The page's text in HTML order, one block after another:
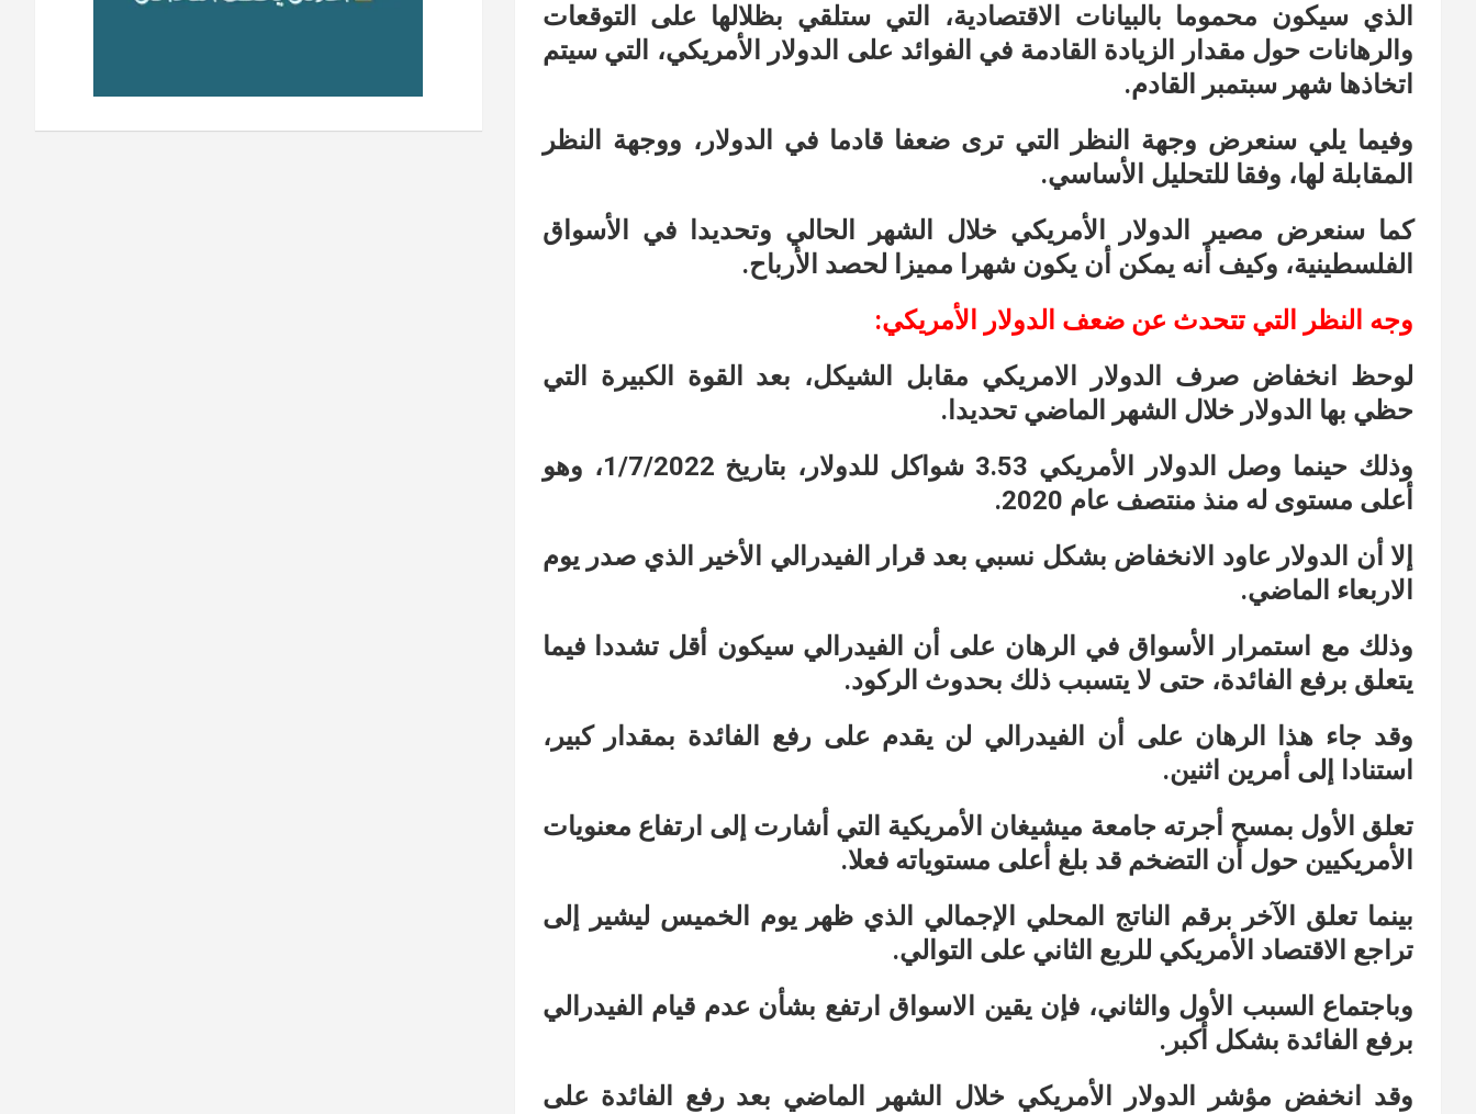
الذي سيكون محموما بالبيانات الاقتصادية، التي ستلقي بظلالها على التوقعات
والرهانات حول مقدار الزيادة القادمة في الفوائد على الدولار الأمريكي، التي سيتم
اتخاذها شهر سبتمبر القادم.
وفيما يلي سنعرض وجهة النظر التي ترى ضعفا قادما في الدولار، ووجهة النظر
المقابلة لها، وفقا للتحليل الأساسي.
كما سنعرض مصير الدولار الأمريكي خلال الشهر الحالي وتحديدا في الأسواق
الفلسطينية، وكيف أنه يمكن أن يكون شهرا مميزا لحصد الأرباح.
وجه النظر التي تتحدث عن ضعف الدولار الأمريكي:
لوحظ انخفاض صرف الدولار الامريكي مقابل الشيكل، بعد القوة الكبيرة التي
حظي بها الدولار خلال الشهر الماضي تحديدا.
وذلك حينما وصل الدولار الأمريكي 3.53 شواكل للدولار، بتاريخ 1/7/2022، وهو
أعلى مستوى له منذ منتصف عام 2020.
إلا أن الدولار عاود الانخفاض بشكل نسبي بعد قرار الفيدرالي الأخير الذي صدر يوم
الاربعاء الماضي.
وذلك مع استمرار الأسواق في الرهان على أن الفيدرالي سيكون أقل تشددا فيما
يتعلق برفع الفائدة، حتى لا يتسبب ذلك بحدوث الركود.
وقد جاء هذا الرهان على أن الفيدرالي لن يقدم على رفع الفائدة بمقدار كبير،
استنادا إلى أمرين اثنين.
تعلق الأول بمسح أجرته جامعة ميشيغان الأمريكية التي أشارت إلى ارتفاع معنويات
الأمريكيين حول أن التضخم قد بلغ أعلى مستوياته فعلا.
بينما تعلق الآخر برقم الناتج المحلي الإجمالي الذي ظهر يوم الخميس ليشير إلى
تراجع الاقتصاد الأمريكي للربع الثاني على التوالي.
وباجتماع السبب الأول والثاني، فإن يقين الاسواق ارتفع بشأن عدم قيام الفيدرالي
برفع الفائدة بشكل أكبر.
وقد انخفض مؤشر الدولار الأمريكي خلال الشهر الماضي بعد رفع الفائدة على